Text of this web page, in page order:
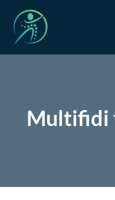
Multifidi